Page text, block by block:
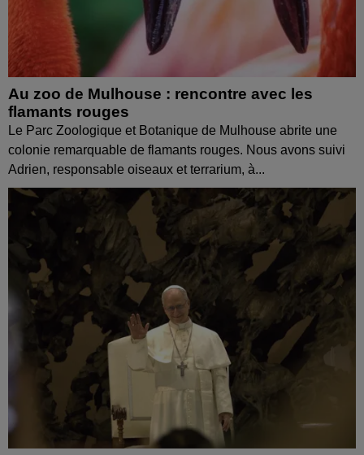
Au zoo de Mulhouse : rencontre avec les
flamants rouges
Le Parc Zoologique et Botanique de Mulhouse abrite une
colonie remarquable de flamants rouges. Nous avons suivi
Adrien, responsable oiseaux et terrarium, à...